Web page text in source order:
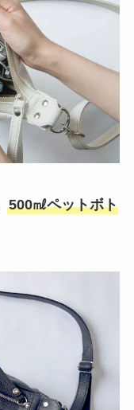
500㎖ペットボト